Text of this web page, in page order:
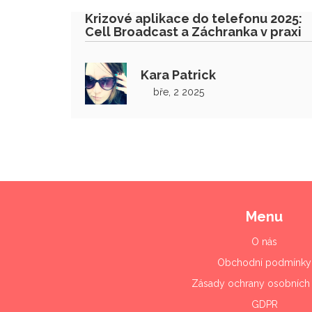
Krizové aplikace do telefonu 2025:
Cell Broadcast a Záchranka v praxi
Kara Patrick
bře, 2 2025
Menu
O nás
Obchodní podmínky
Zásady ochrany osobních
GDPR